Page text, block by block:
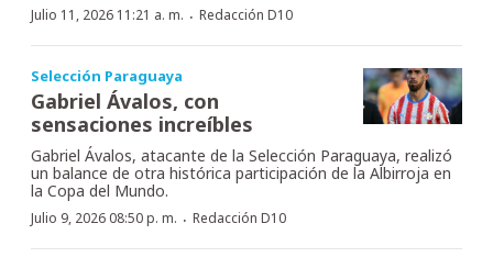
Julio 11, 2026 11:21 a. m. · Redacción D10
Selección Paraguaya
Gabriel Ávalos, con
sensaciones increíbles
Gabriel Ávalos, atacante de la Selección Paraguaya, realizó
un balance de otra histórica participación de la Albirroja en
la Copa del Mundo.
Julio 9, 2026 08:50 p. m. · Redacción D10